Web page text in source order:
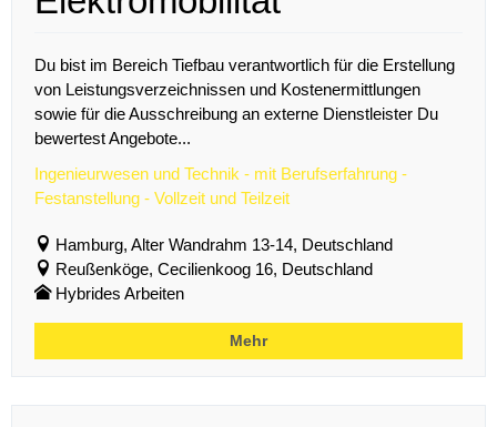
Du bist im Bereich Tiefbau verantwortlich für die Erstellung
von Leistungsverzeichnissen und Kostenermittlungen
sowie für die Ausschreibung an externe Dienstleister Du
bewertest Angebote...
Ingenieurwesen und Technik - mit Berufserfahrung -
Festanstellung - Vollzeit und Teilzeit
Hamburg, Alter Wandrahm 13-14, Deutschland
Reußenköge, Cecilienkoog 16, Deutschland
Hybrides Arbeiten
Mehr